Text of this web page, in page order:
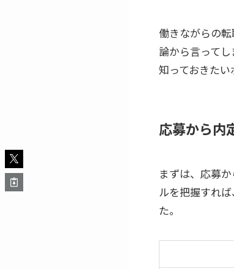
働きながらの
論から言って
知っておきたい
応募から内
まずは、応募
ルを把握すれ
た。